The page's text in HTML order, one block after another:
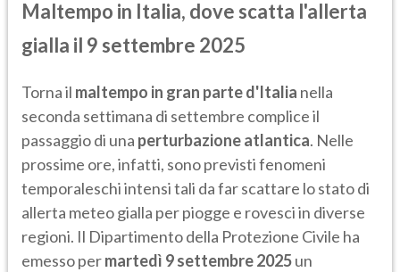
Maltempo in Italia, dove scatta l'allerta
gialla il 9 settembre 2025
Torna il maltempo in gran parte d'Italia nella
seconda settimana di settembre complice il
passaggio di una perturbazione atlantica. Nelle
prossime ore, infatti, sono previsti fenomeni
temporaleschi intensi tali da far scattare lo stato di
allerta meteo gialla per piogge e rovesci in diverse
regioni. Il Dipartimento della Protezione Civile ha
emesso permartedì 9 settembre 2025un